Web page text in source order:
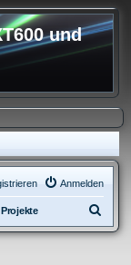
und
Anmelden
u